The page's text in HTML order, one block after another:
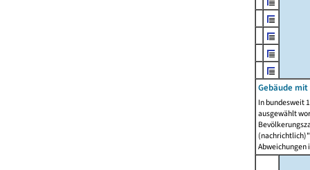
Gebäude mit
In bundesweit
ausgewählt
Abweichungen